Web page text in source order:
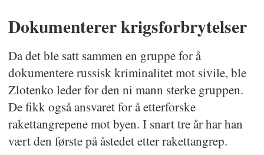
Dokumenterer krigsforbrytelser
Da det ble satt sammen en gruppe for å
dokumentere russisk kriminalitet mot sivile, ble
Zlotenko leder for den ni mann sterke gruppen.
De fikk også ansvaret for å etterforske
rakettangrepene mot byen. I snart tre år har han
vært den første på åstedet etter rakettangrep.